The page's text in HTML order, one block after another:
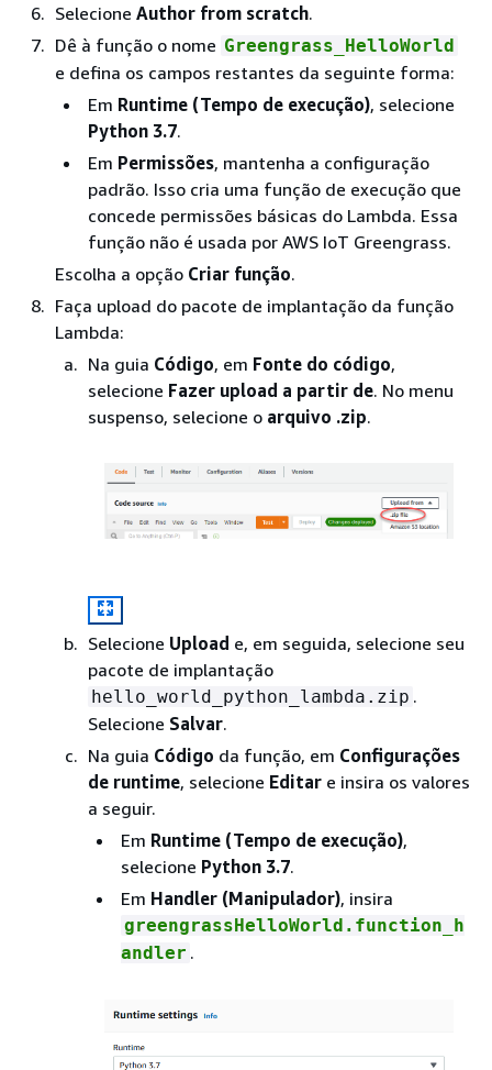
Selecione Author from scratch.
Dê à função o nome Greengrass_HelloWorld
e defina os campos restantes da seguinte forma:
Em Runtime (Tempo de execução), selecione
Python 3.7.
Em Permissões, mantenha a configuração
padrão. Isso cria uma função de execução que
concede permissões básicas do Lambda. Essa
função não é usada por AWS IoT Greengrass.
Escolha a opção Criar função.
Faça upload do pacote de implantação da função
Lambda:
Na guia Código, em Fonte do código,
selecione Fazer upload a partir de. No menu
suspenso, selecione o arquivo .zip.
Selecione Upload e, em seguida, selecione seu
pacote de implantação
hello_world_python_lambda.zip .
Selecione Salvar.
Na guia Código da função, em Configurações
de runtime, selecione Editar e insira os valores
a seguir.
Em Runtime (Tempo de execução),
selecione Python 3.7.
Em Handler (Manipulador), insira
greengrassHelloWorld.function_h
andler .